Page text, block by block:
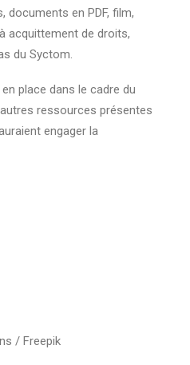
documents en PDF, film,
acquittement de droits,
du Syctom.
place dans le cadre du
ressources présentes
engager la
/ Freepik